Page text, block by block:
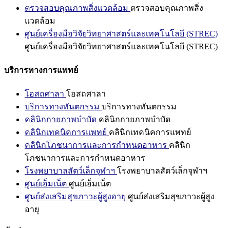
ตรวจสอบคุณภาพสิ่งแวดล้อม ตรวจสอบคุณภาพสิ่ง
แวดล้อม
ศูนย์เครื่องมือวิจัยวิทยาศาสตร์และเทคโนโลยี (STREC)
ศูนย์เครื่องมือวิจัยวิทยาศาสตร์และเทคโนโลยี (STREC)
บริการทางการแพทย์
โอสถศาลา โอสถศาลา
บริการทางทันตกรรม บริการทางทันตกรรม
คลินิกกายภาพบำบัด คลินิกกายภาพบำบัด
คลินิกเทคนิคการแพทย์ คลินิกเทคนิคการแพทย์
คลินิกโภชนาการและการกำหนดอาหาร คลินิก
โภชนาการและการกำหนดอาหาร
โรงพยาบาลสัตว์เล็กจุฬาฯ โรงพยาบาลสัตว์เล็กจุฬาฯ
ศูนย์เอ็มเน็ต ศูนย์เอ็มเน็ต
ศูนย์ส่งเสริมสุขภาวะผู้สูงอายุ ศูนย์ส่งเสริมสุขภาวะผู้สูง
อายุ